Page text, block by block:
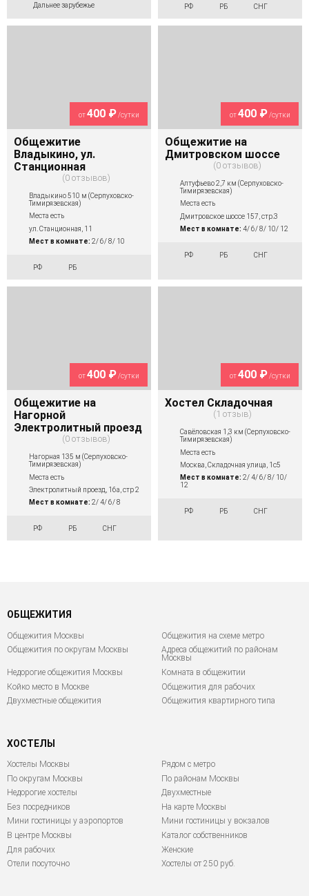
Дальнее зарубежье
РФ РБ СНГ
от400 ₽/сутки
Общежитие
Владыкино, ул.
Станционная
0 отзывов
Владыкино 510 м (Серпуховско-
Тимирязевская)
Места есть
ул. Станционная, 11
Мест в комнате: 2/ 6/ 8/ 10
РФ РБ
от400 ₽/сутки
Общежитие на
Дмитровском шоссе
0 отзывов
Алтуфьево 2,7 км (Серпуховско-
Тимирязевская)
Места есть
Дмитровское шоссе 157, стр.3
Мест в комнате: 4/ 6/ 8/ 10/ 12
РФ РБ СНГ
от400 ₽/сутки
Общежитие на
Нагорной
Электролитный проезд
0 отзывов
Нагорная 135 м (Серпуховско-
Тимирязевская)
Места есть
Электролитный проезд, 16а, стр 2
Мест в комнате: 2/ 4/ 6/ 8
РФ РБ СНГ
от400 ₽/сутки
Хостел Складочная
1 отзыв
Савёловская 1,3 км (Серпуховско-
Тимирязевская)
Места есть
Москва, Складочная улица, 1с5
Мест в комнате: 2/ 4/ 6/ 8/ 10/
12
РФ РБ СНГ
ОБЩЕЖИТИЯ
Общежития Москвы
Общежития на схеме метро
Общежития по округам Москвы
Адреса общежитий по районам
Москвы
Недорогие общежития Москвы
Комната в общежитии
Койко место в Москве
Общежития для рабочих
Двухместные общежития
Общежития квартирного типа
ХОСТЕЛЫ
Хостелы Москвы
По округам Москвы
Недорогие хостелы
Без посредников
Мини гостиницы у аэропортов
В центре Москвы
Для рабочих
Отели посуточно
Рядом с метро
По районам Москвы
Двухместные
На карте Москвы
Мини гостиницы у вокзалов
Каталог собственников
Женские
Хостелы от 250 руб.